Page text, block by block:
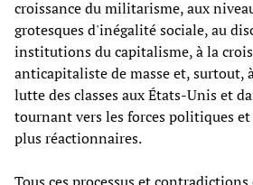
croissance du militarisme, aux
grotesques d'inégalité sociale, au
institutions du capitalisme, à la
anticapitaliste de masse et, surtout,
lutte des classes aux États-Unis et
tournant vers les forces politiques
plus réactionnaires.